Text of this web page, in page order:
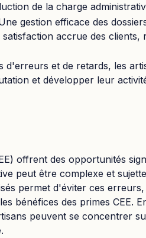
de la charge
gestion efficace des
accrue des clients,
d'erreurs et de retards, les
et développer leur
offrent des opportunités
peut être complexe et
permet d'éviter ces
bénéfices des primes CEE.
peuvent se concentrer